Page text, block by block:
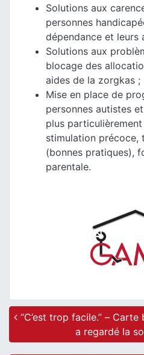
Solutions aux
personnes
dépendance et leurs
Solutions aux
blocage des
aides de la zorgkas ;
Mise en place de
personnes autistes
plus
stimulation précoce,
(bonnes pratiques),
parentale.
Post
“C’est trop facile.” – Carte
a regardé la